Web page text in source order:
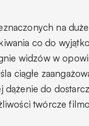
na
co do
widzów w
ciągłe
dążenie do
twórcze